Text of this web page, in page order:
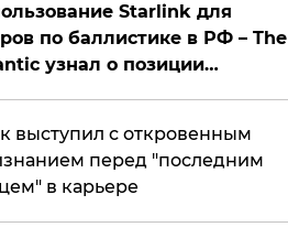
Starlink для
по баллистике в РФ – The
узнал о позиции
выступил с откровенным
перед "последним
в карьере